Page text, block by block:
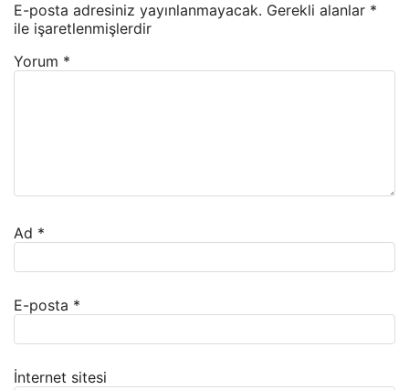
E-posta adresiniz yayınlanmayacak. Gerekli alanlar *
ile işaretlenmişlerdir
Yorum *
Ad *
E-posta *
İnternet sitesi